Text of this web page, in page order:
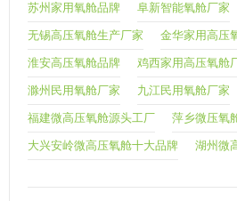
苏州家用氧舱品牌 阜新智能氧舱厂家
无锡高压氧舱生产厂家 金华家用高压
淮安高压氧舱品牌 鸡西家用高压氧舱
滁州民用氧舱厂家 九江民用氧舱厂家
福建微高压氧舱源头工厂 萍乡微压氧
大兴安岭微高压氧舱十大品牌 湖州微